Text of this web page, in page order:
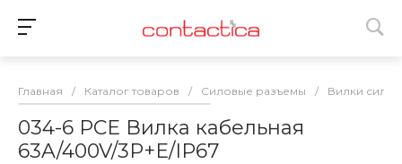
Главная / Каталог товаров / Силовые разъемы / Вилки
034-6 PCE Вилка кабельная
63A/400V/3P+E/IP67